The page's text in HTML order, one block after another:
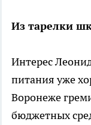
Из тарелки
Интерес
питания уже
Воронеже
бюджетных